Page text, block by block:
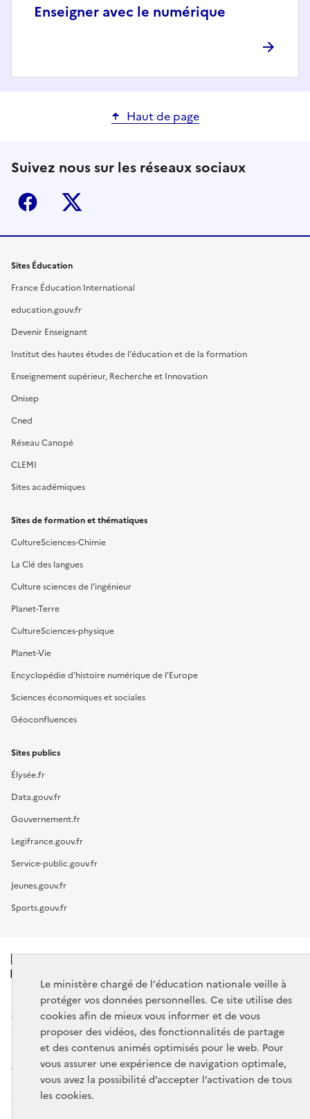
Le ministère chargé de l'éducation nationale veille à
protéger vos données personnelles. Ce site utilise des
cookies afin de mieux vous informer et de vous
proposer des vidéos, des fonctionnalités de partage
et des contenus animés optimisés pour le web. Pour
vous assurer une expérience de navigation optimale,
vous avez la possibilité d’accepter l’activation de tous
les cookies.
Enseigner avec le numérique
Haut de page
Suivez nous sur les réseaux sociaux
Facebook
Sites Éducation
France Éducation International
education.gouv.fr
Devenir Enseignant
Institut des hautes études de l'éducation et de la formation
Enseignement supérieur, Recherche et Innovation
Onisep
Cned
Réseau Canopé
CLEMI
Sites académiques
Sites de formation et thématiques
CultureSciences-Chimie
La Clé des langues
Culture sciences de l'ingénieur
Planet-Terre
CultureSciences-physique
Planet-Vie
Encyclopédie d'histoire numérique de l'Europe
Sciences économiques et sociales
Géoconfluences
Sites publics
Élysée.fr
Data.gouv.fr
Gouvernement.fr
Legifrance.gouv.fr
Service-public.gouv.fr
Jeunes.gouv.fr
Sports.gouv.fr
MINISTÈRE
DE L'ÉDUCATION
NATIONALE
data.gouv.fr
legifrance.gouv.fr
service-public.gouv.fr